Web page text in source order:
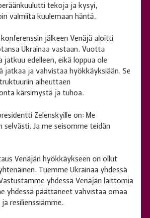
tekoja ja kysyi,
valmiita kuulemaan häntä.
konferenssin jälkeen Venäjä aloitti
Ukrainaa vastaan. Vuotta
jatkuu edelleen, eikä loppua ole
jatkaa ja vahvistaa hyökkäyksiään. Se
aiheuttaen
kärsimystä ja tuhoa.
Zelenskyille on: Me
selvästi. Ja me seisomme teidän
Venäjän hyökkäykseen on ollut
Tuemme Ukrainaa yhdessä
yhdessä Venäjän laittomia
yhdessä päättäneet vahvistaa omaa
resilienssiämme.